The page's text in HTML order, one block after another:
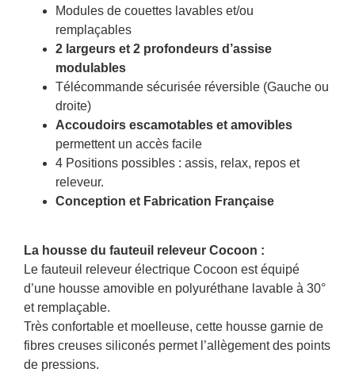
Modules de couettes lavables et/ou
remplaçables
2 largeurs et 2 profondeurs d’assise
modulables
Télécommande sécurisée réversible (Gauche ou
droite)
Accoudoirs escamotables et amovibles
permettent un accès facile
4 Positions possibles : assis, relax, repos et
releveur.
Conception et Fabrication Française
La housse du fauteuil releveur Cocoon :
Le fauteuil releveur électrique Cocoon est équipé
d’une housse amovible en polyuréthane lavable à 30°
et remplaçable.
Très confortable et moelleuse, cette housse garnie de
fibres creuses siliconés permet l’allègement des points
de pressions.